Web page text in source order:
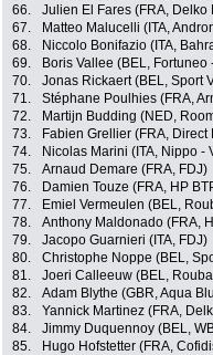
66.
Julien El Fares (FRA,
67.
Matteo Malucelli (ITA,
68.
Niccolo Bonifazio (ITA,
69.
Boris Vallee (BEL, Fortuneo
70.
Jonas Rickaert (BEL, Sport
71.
Stéphane Poulhies (FRA,
72.
Martijn Budding (NED,
73.
Fabien Grellier (FRA, Direct
74.
Nicolas Marini (ITA, Nippo -
75.
Arnaud Demare (FRA, FDJ)
76.
Damien Touze (FRA, HP
77.
Emiel Vermeulen (BEL,
78.
Anthony Maldonado (FRA,
79.
Jacopo Guarnieri (ITA, FDJ)
80.
Christophe Noppe (BEL,
81.
Joeri Calleeuw (BEL,
82.
Adam Blythe (GBR, Aqua
83.
Yannick Martinez (FRA,
84.
Jimmy Duquennoy (BEL,
85.
Hugo Hofstetter (FRA,